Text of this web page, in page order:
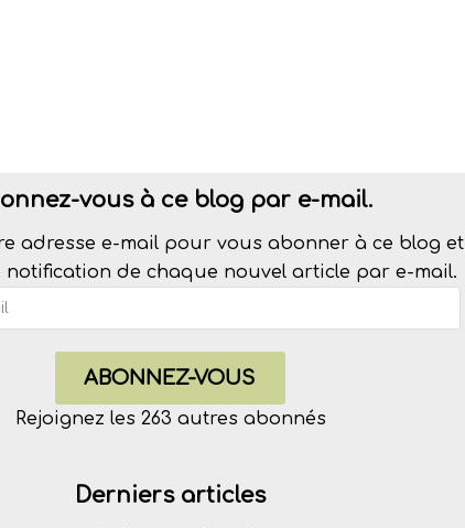
vous à ce blog par e-mail.
adresse e-mail pour vous abonner à ce blog et
notification de chaque nouvel article par e-mail.
ABONNEZ-VOUS
Rejoignez les 263 autres abonnés
Derniers articles